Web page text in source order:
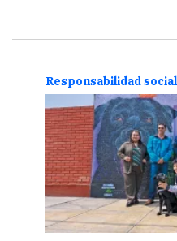
Responsabilidad